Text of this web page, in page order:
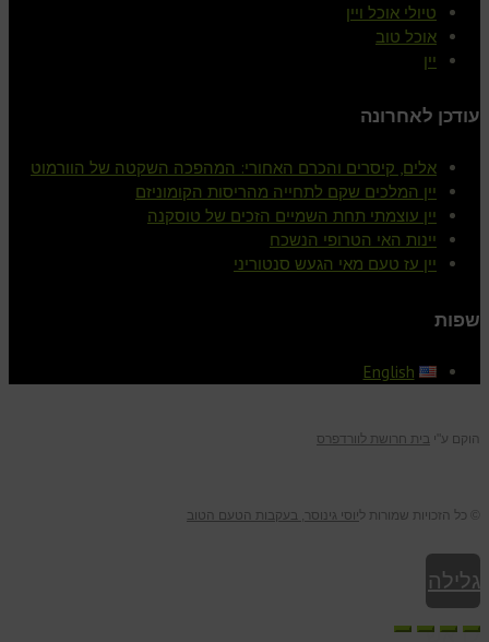
טיולי אוכל ויין
אוכל טוב
יין
עודכן לאחרונה
אלים, קיסרים והכרם האחורי: המהפכה השקטה של הוורמוט
יין המלכים שקם לתחייה מהריסות הקומוניזם
יין עוצמתי תחת השמיים הזכים של טוסקנה
יינות האי הטרופי הנשכח
יין עז טעם מאי הגעש סנטוריני
שפות
English
הוקם ע"י בית חרושת לוורדפרס
© כל הזכויות שמורות ליוסי גינוסר, בעקבות הטעם הטוב
גלילה
לראש